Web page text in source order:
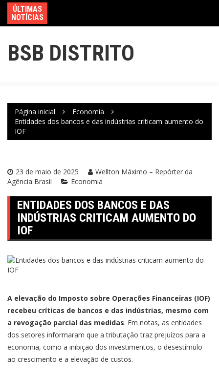
ÚLTIMAS
NOTÍCIAS
BSB DISTRITO
Página inicial
Economia
Entidades dos bancos e das indústrias criticam aumento do
IOF
23 de maio de 2025
Wellton Máximo – Repórter da
Agência Brasil
Economia
ENTIDADES DOS BANCOS E DAS
INDÚSTRIAS CRITICAM AUMENTO DO
IOF
A elevação do Imposto sobre Operações Financeiras (IOF)
recebeu críticas de bancos e das indústrias, mesmo com
a revogação parcial das medidas. Em notas, as entidades
dos setores informaram que a tributação traz prejuízos para a
economia, como a inibição dos investimentos, o desestímulo
ao crescimento e a elevação de custos.